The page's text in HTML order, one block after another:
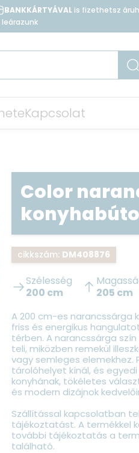
BANKKÁRTYÁVALis fizethetsz
Kapcsolat
Color
cikkszám: DM408876
Szélesség
200 cm
205 cm
A 200 cm-es narancssárga
friss és energikus
térben. A narancssárga
teli, miközben remekül
vagy semleges elemekhez.
tárolóhelyet kínál, és
konyhának, tökéletes
és modern dizájnok
Szállítással kapcsolatban
tájékoztatást. A termékkel
további tájékoztatás a
található.